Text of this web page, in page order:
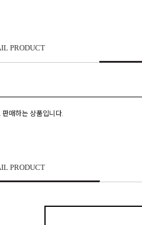
PRODUCT
매하는 상품입니다.
PRODUCT